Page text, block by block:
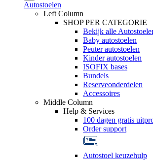
Autostoelen
Left Column
SHOP PER CATEGORIE
Bekijk alle
Baby autostoelen
Peuter autostoelen
Kinder autostoelen
ISOFIX bases
Bundels
Reserveonderdelen
Accessoires
Middle Column
Help & Services
100 dagen gratis
Order support
Autostoel keuzehulp